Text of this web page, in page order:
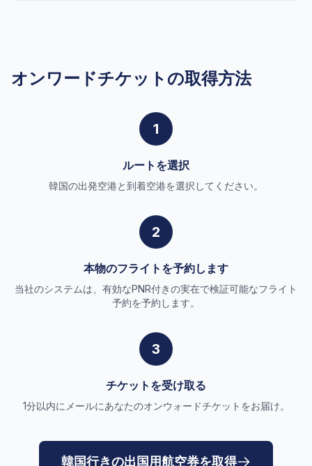
オンワードチケットの取得方法
1
ルートを選択
韓国の出発空港と到着空港を選択してください。
2
本物のフライトを予約します
当社のシステムは、有効なPNR付きの実在で検証可能なフライト
予約を予約します。
3
チケットを受け取る
1分以内にメールにあなたのオンウォードチケットをお届け。
韓国行きの出国用航空券を取得